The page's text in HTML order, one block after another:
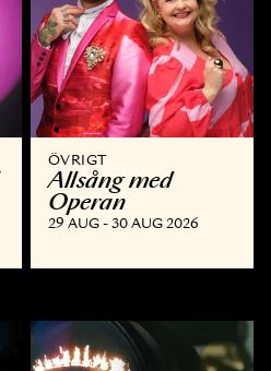
ÖVRIGT
Allsång med
Operan
29 AUG - 30 AUG 2026